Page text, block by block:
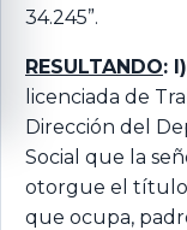
34.245”.
RESULTANDO: I)
licenciada de
Dirección del
Social que la
otorgue el título
que ocupa,